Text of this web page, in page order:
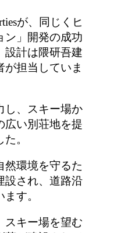
が、同じくヒ
ン」開発の成功
設計は隈研吾建
担当していま
し、スキー場か
広い別荘地を提
。
然環境を守るた
設され、道路沿
す。
スキー場を望む